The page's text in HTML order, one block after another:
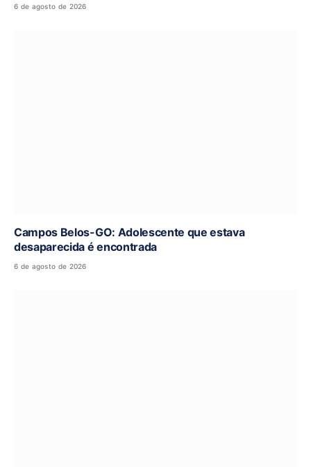
6 de agosto de 2026
Campos Belos-GO: Adolescente que estava
desaparecida é encontrada
6 de agosto de 2026